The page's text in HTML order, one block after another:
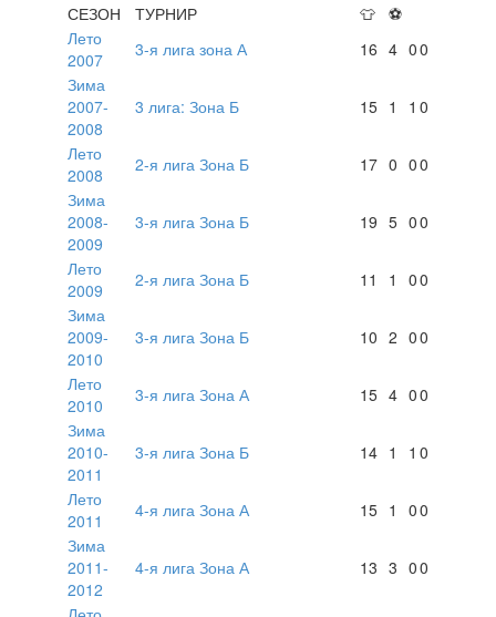
СЕЗОН
ТУРНИР 👕 ⚽
Лето
2007
3-я лига зона А 16 4 00
Зима
2007-
2008
3 лига: Зона Б 15 1 1 0
Лето
2008
2-я лига Зона Б 17 0 00
Зима
2008-
2009
3-я лига Зона Б 19 5 00
Лето
2009
2-я лига Зона Б 11 1 00
Зима
2009-
2010
3-я лига Зона Б 10 2 00
Лето
2010
3-я лига Зона А 15 4 00
Зима
2010-
2011
3-я лига Зона Б 14 1 1 0
Лето
2011
4-я лига Зона А 15 1 00
Зима
2011-
2012
4-я лига Зона А 13 3 00